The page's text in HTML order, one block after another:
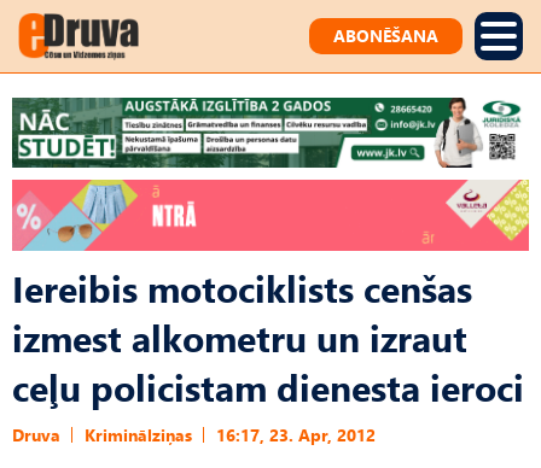
ABONĒŠANA
Iereibis motociklists cenšas
izmest alkometru un izraut
ceļu policistam dienesta ieroci
Druva Kriminālziņas 16:17, 23. Apr, 2012